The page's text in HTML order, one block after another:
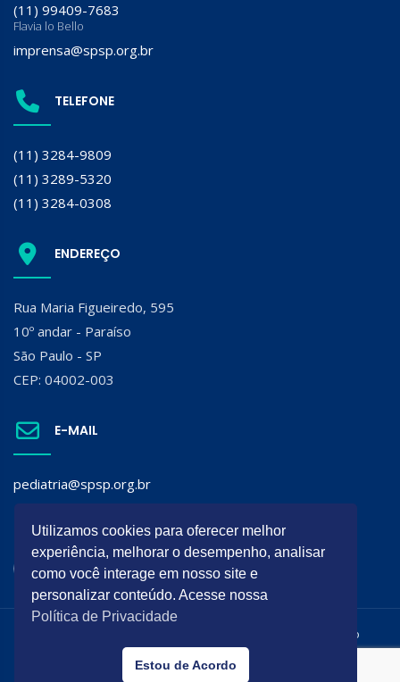
(11) 99409-7683
Flavia lo Bello
imprensa@spsp.org.br
TELEFONE
(11) 3284-9809
(11) 3289-5320
(11) 3284-0308
ENDEREÇO
Rua Maria Figueiredo, 595
10º andar - Paraíso
São Paulo - SP
CEP: 04002-003
E-MAIL
pediatria@spsp.org.br
SIGA A SPSP:
Todos os direitos reservados. É permitida a reprodução do
conteúdo desta página desde que citada a origem.
Utilizamos cookies para oferecer melhor
experiência, melhorar o desempenho, analisar
como você interage em nosso site e
personalizar conteúdo. Acesse nossa
Política de Privacidade
Estou de Acordo